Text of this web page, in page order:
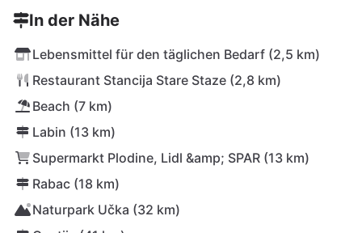
In der Nähe
Lebensmittel für den täglichen Bedarf (2,5 km)
Restaurant Stancija Stare Staze (2,8 km)
Beach (7 km)
Labin (13 km)
Supermarkt Plodine, Lidl &amp; SPAR (13 km)
Rabac (18 km)
Naturpark Učka (32 km)